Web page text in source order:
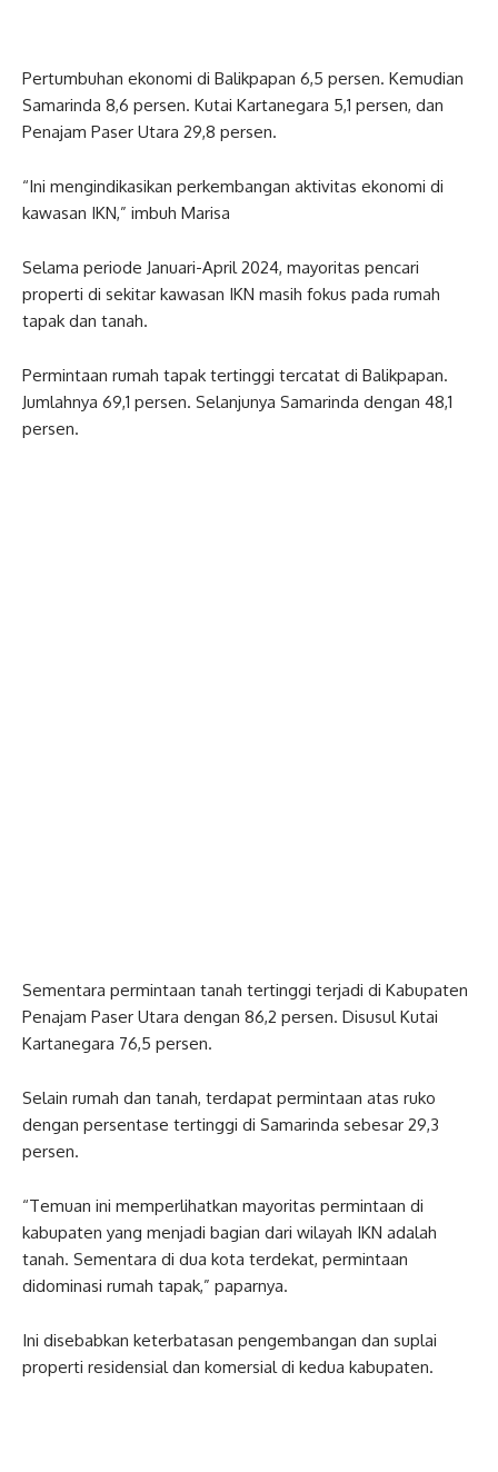
Pertumbuhan ekonomi di Balikpapan 6,5 persen. Kemudian
Samarinda 8,6 persen. Kutai Kartanegara 5,1 persen, dan
Penajam Paser Utara 29,8 persen.
“Ini mengindikasikan perkembangan aktivitas ekonomi di
kawasan IKN,” imbuh Marisa
Selama periode Januari-April 2024, mayoritas pencari
properti di sekitar kawasan IKN masih fokus pada rumah
tapak dan tanah.
Permintaan rumah tapak tertinggi tercatat di Balikpapan.
Jumlahnya 69,1 persen. Selanjunya Samarinda dengan 48,1
persen.
Sementara permintaan tanah tertinggi terjadi di Kabupaten
Penajam Paser Utara dengan 86,2 persen. Disusul Kutai
Kartanegara 76,5 persen.
Selain rumah dan tanah, terdapat permintaan atas ruko
dengan persentase tertinggi di Samarinda sebesar 29,3
persen.
“Temuan ini memperlihatkan mayoritas permintaan di
kabupaten yang menjadi bagian dari wilayah IKN adalah
tanah. Sementara di dua kota terdekat, permintaan
didominasi rumah tapak,” paparnya.
Ini disebabkan keterbatasan pengembangan dan suplai
properti residensial dan komersial di kedua kabupaten.